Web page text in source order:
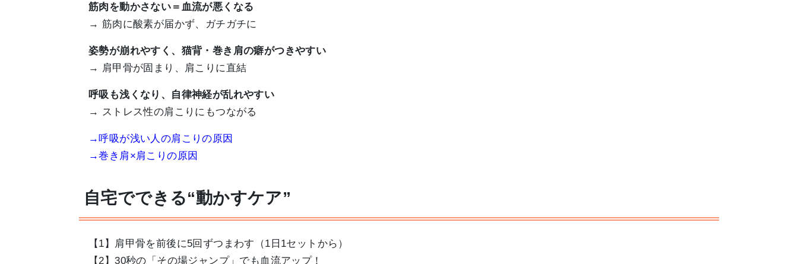
筋肉を動かさない＝血流が悪くなる
→ 筋肉に酸素が届かず、ガチガチに
姿勢が崩れやすく、猫背・巻き肩の癖がつきやすい
→ 肩甲骨が固まり、肩こりに直結
呼吸も浅くなり、自律神経が乱れやすい
→ ストレス性の肩こりにもつながる
→呼吸が浅い人の肩こりの原因
→巻き肩×肩こりの原因
自宅でできる“動かすケア”
【1】肩甲骨を前後に5回ずつまわす（1日1セットから）
【2】30秒の「その場ジャンプ」でも血流アップ！